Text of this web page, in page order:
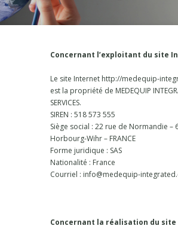
Concernant l’exploitant du site
Le site Internet http://medequip-
est la propriété de MEDEQUIP
SERVICES.
SIREN : 518 573 555
Siège social : 22 rue de Normandie –
Horbourg-Wihr – FRANCE
Forme juridique : SAS
Nationalité : France
Courriel : info@medequip-
Concernant la réalisation du